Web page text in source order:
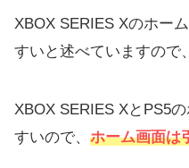
XBOX SERIES Xのホー
すいと述べていますので
XBOX SERIES XとPS5
すいので、 ホーム画面は